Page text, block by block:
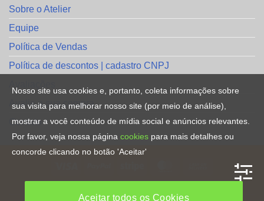
Sobre o Atelier
Equipe
Política de Vendas
Política de descontos | cadastro CNPJ
Avalie a sua compra
Contato
Nosso site usa cookies e, portanto, coleta informações sobre
sua visita para melhorar nosso site (por meio de análise),
mostrar a você conteúdo de mídia social e anúncios relevantes.
Por favor, veja nossa página cookies para mais detalhes ou
concorde clicando no botão 'Aceitar'
Aceitar todos os Cookies